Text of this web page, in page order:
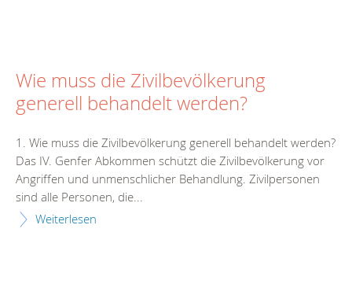
Wie muss die Zivilbevölkerung
generell behandelt werden?
1. Wie muss die Zivilbevölkerung generell behandelt werden?
Das IV. Genfer Abkommen schützt die Zivilbevölkerung vor
Angriffen und unmenschlicher Behandlung. Zivilpersonen
sind alle Personen, die...
Weiterlesen